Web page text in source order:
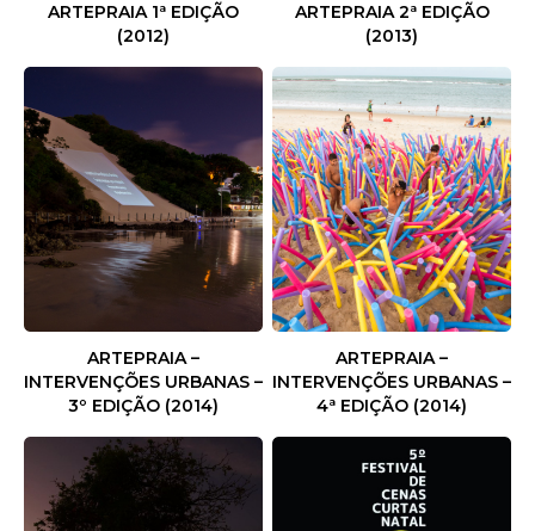
ARTEPRAIA 1ª EDIÇÃO
(2012)
ARTEPRAIA 2ª EDIÇÃO
(2013)
ARTEPRAIA –
INTERVENÇÕES URBANAS –
3º EDIÇÃO (2014)
ARTEPRAIA –
INTERVENÇÕES URBANAS –
4ª EDIÇÃO (2014)